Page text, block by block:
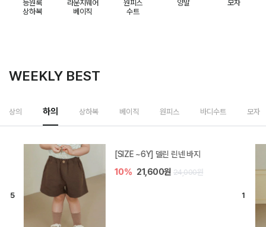
등원룩
상하복
라운지웨어
베이직
원피스
수트
양말 모자
WEEKLY BEST
상의 하의 상하복 베이직 원피스 바디수트 모자
[SIZE ~6Y] 델린 린넨 바지
10% 21,600원 24,000원